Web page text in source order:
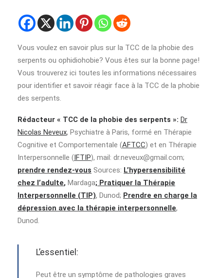
Vous voulez en savoir plus sur la TCC de la phobie des
serpents ou ophidiohobie? Vous êtes sur la bonne page!
Vous trouverez ici toutes les informations nécessaires
pour identifier et savoir réagir face à la TCC de la phobie
des serpents.
Rédacteur « TCC de la phobie des serpents »: Dr
Nicolas Neveux, Psychiatre à Paris, formé en Thérapie
Cognitive et Comportementale (AFTCC) et en Thérapie
Interpersonnelle (IFTIP), mail: dr.neveux@gmail.com;
prendre rendez-vous Sources: L’hypersensibilité
chez l’adulte, Mardaga; Pratiquer la Thérapie
Interpersonnelle (TIP), Dunod; Prendre en charge la
dépression avec la thérapie interpersonnelle,
Dunod.
L’essentiel:
Peut être un symptôme de pathologies graves